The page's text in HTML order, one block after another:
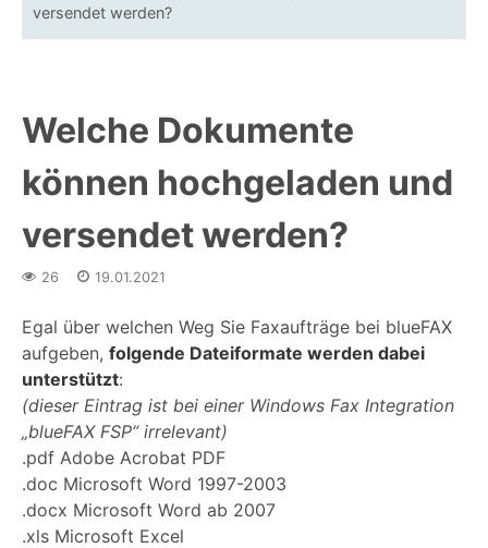
versendet werden?
Welche Dokumente
können hochgeladen und
versendet werden?
26 19.01.2021
Egal über welchen Weg Sie Faxaufträge bei blueFAX
aufgeben, folgende Dateiformate werden dabei
unterstützt:
(dieser Eintrag ist bei einer Windows Fax Integration
„blueFAX FSP“ irrelevant)
.pdf Adobe Acrobat PDF
.doc Microsoft Word 1997-2003
.docx Microsoft Word ab 2007
.xls Microsoft Excel